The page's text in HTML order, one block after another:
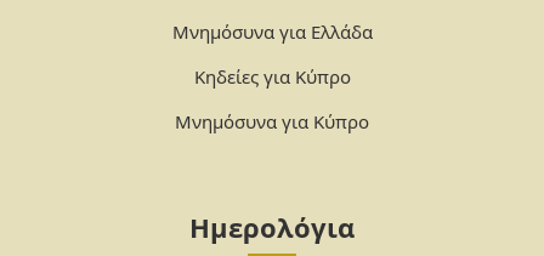
Μνημόσυνα για Ελλάδα
Κηδείες για Κύπρο
Μνημόσυνα για Κύπρο
Ημερολόγια